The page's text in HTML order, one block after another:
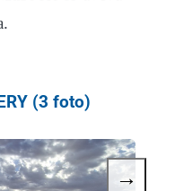
(3 foto)
→